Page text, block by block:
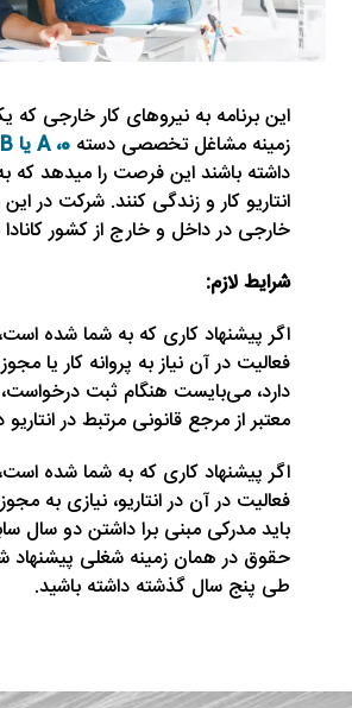
این برنامه به نیروهای کار خارجی که
زمینه مشاغل تخصصی دسته0، A یا B
داشته باشند این فرصت را میدهد که
انتاریو کار و زندگی کنند. شرکت در این
خارجی در داخل و خارج از کشور
شرایط لازم:
اگر پیشنهاد کاری که به شما شده
فعالیت در آن نیاز به پروانه کار یا
دارد، می‌بایست هنگام ثبت
معتبر از مرجع قانونی مرتبط در
اگر پیشنهاد کاری که به شما شده
فعالیت در آن در انتاریو، نیازی به مجوز
باید مدرکی مبنی برا داشتن دو سال
حقوق در همان زمینه شغلی پیشنهاد
طی پنج سال گذشته داشته باشید.